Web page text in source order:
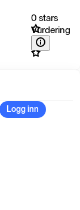
0 stars
Vurdering
Logg inn